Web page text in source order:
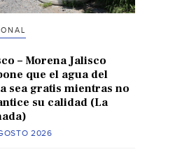
– Morena Jalisco
que el agua del
sea gratis mientras no
su calidad (La
2026